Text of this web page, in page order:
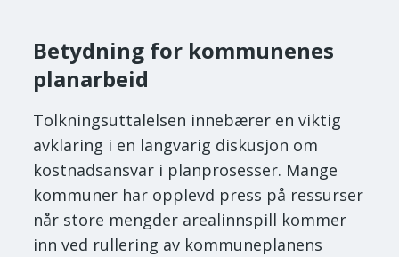
Betydning for kommunenes
planarbeid
Tolkningsuttalelsen innebærer en viktig
avklaring i en langvarig diskusjon om
kostnadsansvar i planprosesser. Mange
kommuner har opplevd press på ressurser
når store mengder arealinnspill kommer
inn ved rullering av kommuneplanens